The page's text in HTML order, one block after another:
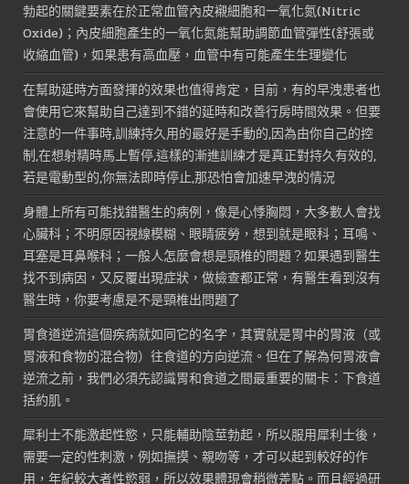
勃起的關鍵要素在於正常血管內皮襯細胞和一氧化氮(Nitric
Oxide)；內皮細胞產生的一氧化氮能幫助調節血管彈性(舒張或
收縮血管)，如果患有高血壓，血管中有可能產生生理變化
在幫助延時方面發揮的效果也值得肯定，目前，有的早洩患者也
會使用它來幫助自己達到不錯的延時和改善行房時間效果。但要
注意的一件事時,訓練持久用的最好是手動的,因為由你自己的控
制,在想射精時馬上暫停,這樣的漸進訓練才是真正對持久有效的,
若是電動型的,你無法即時停止,那恐怕會加速早洩的情況
身體上所有可能找錯醫生的病例，像是心悸胸悶，大多數人會找
心臟科；不明原因視線模糊、眼睛疲勞，想到就是眼科；耳鳴、
耳塞是耳鼻喉科；一般人怎麼會想是頸椎的問題？如果遇到醫生
找不到病因，又反覆出現症狀，做檢查都正常，有醫生看到沒有
醫生時，你要考慮是不是頸椎出問題了
胃食道逆流這個疾病就如同它的名字，其實就是胃中的胃液（或
胃液和食物的混合物）往食道的方向逆流。但在了解為何胃液會
逆流之前，我們必須先認識胃和食道之間最重要的關卡：下食道
括約肌。
犀利士不能激起性慾，只能輔助陰莖勃起，所以服用犀利士後，
需要一定的性刺激，例如撫摸、親吻等，才可以起到較好的作
用，年紀較大者性慾弱，所以效果體現會稍微差點。而且經過研